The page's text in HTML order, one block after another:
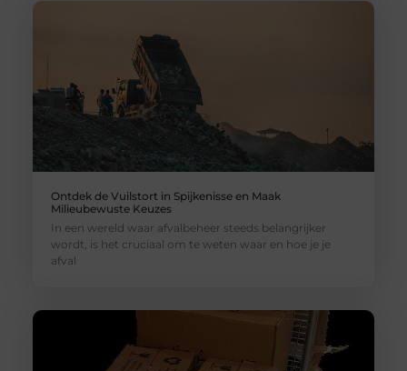
Ontdek de Vuilstort in Spijkenisse en Maak
Milieubewuste Keuzes
In een wereld waar afvalbeheer steeds belangrijker
wordt, is het cruciaal om te weten waar en hoe je je
afval